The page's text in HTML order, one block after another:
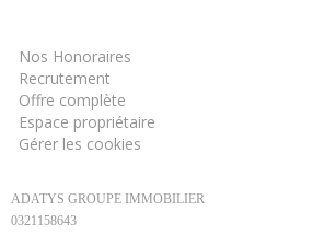
Nos Honoraires
Recrutement
Offre complète
Espace propriétaire
Gérer les cookies
ADATYS GROUPE IMMOBILIER
0321158643